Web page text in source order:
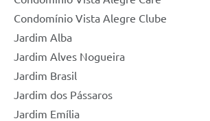
Condomínio Vista Alegre Clube
Jardim Alba
Jardim Alves Nogueira
Jardim Brasil
Jardim dos Pássaros
Jardim Emília